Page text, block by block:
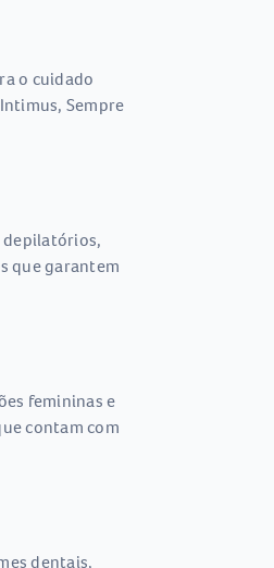
o cuidado
Sempre
depilatórios,
que garantem
femininas e
contam com
dentais,